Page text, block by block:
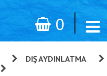
0
DIŞ AYDINLATMA